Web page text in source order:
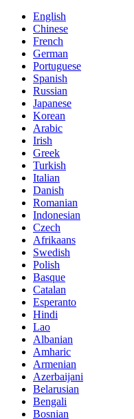
English
Chinese
French
German
Portuguese
Spanish
Russian
Japanese
Korean
Arabic
Irish
Greek
Turkish
Italian
Danish
Romanian
Indonesian
Czech
Afrikaans
Swedish
Polish
Basque
Catalan
Esperanto
Hindi
Lao
Albanian
Amharic
Armenian
Azerbaijani
Belarusian
Bengali
Bosnian